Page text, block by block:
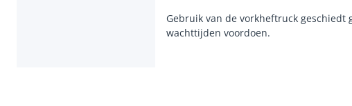
Gebruik van de vorkheftruck geschiedt